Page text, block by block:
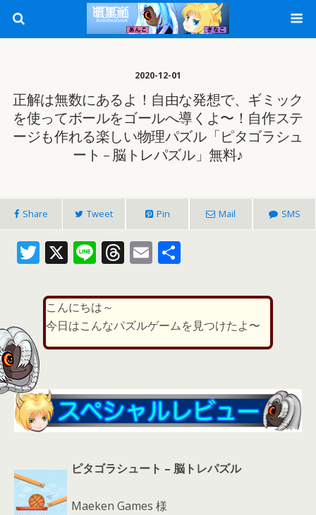
2020-12-01
正解は無数にあるよ！自由な発想で、ギミック
を使ってボールをゴールへ導くよ〜！自作ステ
ージも作れる楽しい物理パズル「ピタゴラシュ
ート – 脳トレパズル」無料♪
Share Tweet Pin Mail SMS
T
itt
er
X Li
e
T
re
a
d
E
ai
l
こんにちは～
今日はこんなパズルゲームを見つけたよ〜
ピタゴラシュート – 脳トレパズル
Maeken Games 様